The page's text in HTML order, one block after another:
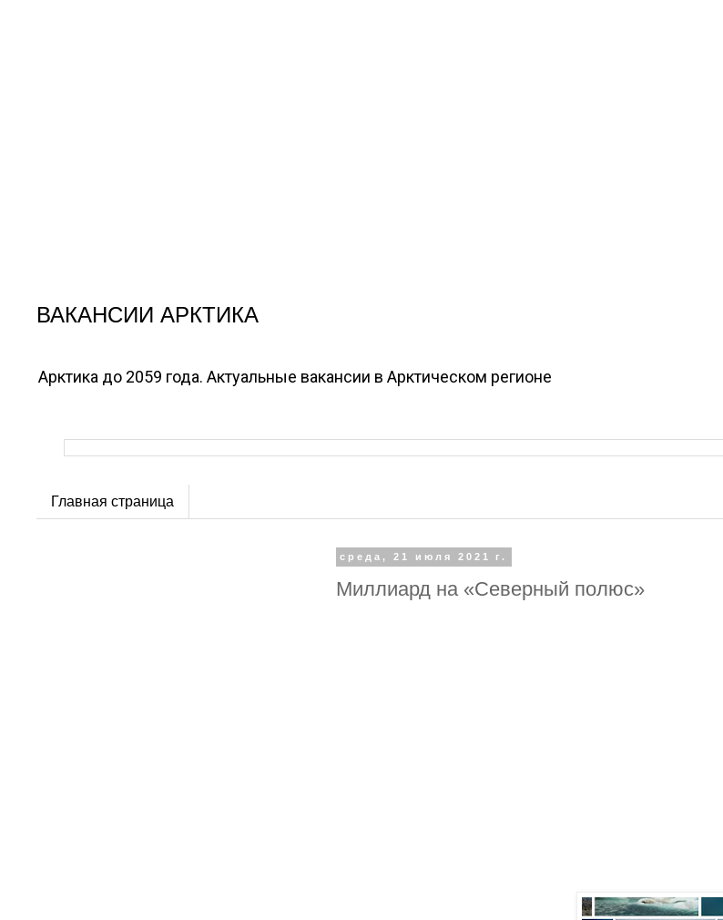
ВАКАНСИИ АРКТИКА
Арктика до 2059 года. Актуальные вакансии в Арктическом регионе
Главная страница
среда, 21 июля 2021 г.
Миллиард на «Северный полюс»